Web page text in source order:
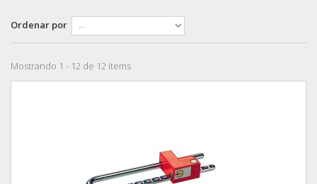
Ordenar por
Mostrando 1 - 12 de 12 items